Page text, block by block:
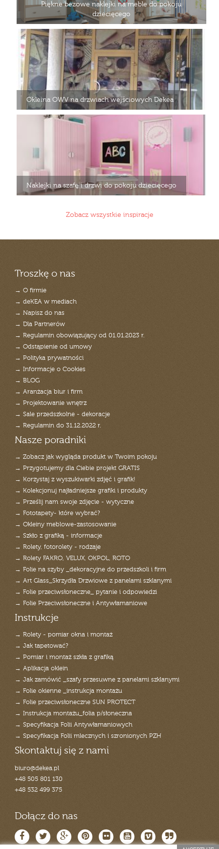
Piękne beżowe naklejki na meble do pokoju
dziecięcego
Okleina OWV na drzwiach wejściowych Dekea
Naklejki na szafę i drzwi do pokoju dziecięcego
Zobacz wszystkie inspiracje
Troszkę o nas
→ O firmie
→ deKEA w mediach
→ Napisz do nas
→ Dla Partnerów
→ Regulamin obowiązujący od 01.01.2023 r.
→ Odstąpienie od umowy
→ Polityka prywatności
→ Informacje o Cookies
→ BLOG
→ Aranżacja biur i firm
→ Projektowanie wnętrz
→ Sale przedszkolne - dekoracje
→ Regulamin do 31.12.2022 r.
Nasze poradniki
→ Zobacz jak wygląda produkt w Twoim pokoju
→ Przygotujemy dla Ciebie projekt GRATIS
→ Korzystaj z wyszukiwarki zdjęć i grafik!
→ Kolekcjonuj najładniejsze grafiki i produkty
→ Prześlij nam swoje zdjęcie - wytyczne
→ Fototapety- które wybrać?
→ Okleiny meblowe-zastosowanie
→ Szkło z grafiką - informacje
→ Rolety, fotorolety - rodzaje
→ Rolety FAKRO, VELUX, OKPOL, ROTO
→ Folie na szyby _dekoracyjne do przedszkoli i firm
→ Art Glass_Skrzydła Drzwiowe z panelami szklanymi
→ Folie przeciwsłoneczne_ pytanie i odpowiedzi
→ Folie Przeciwsłoneczne i Antywłamaniowe
Instrukcje
→ Rolety - pomiar okna i montaż
→ Jak tapetować?
→ Pomiar i montaż szkła z grafiką
→ Aplikacja oklein
→ Jak zamówić _szafy przesuwne z panelami szklanymi
→ Folie okienne _instrukcja montażu
→ Folie przeciwsłoneczne SUN PROTECT
→ Instrukcja montażu_folia p/słoneczna
→ Specyfikacja Folii Antywłamaniowych
→ Specyfikacja Folii mlecznych i szronionych PZH
Skontaktuj się z nami
biuro@dekea.pl
+48 505 801 130
+48 532 499 375
Dołącz do nas